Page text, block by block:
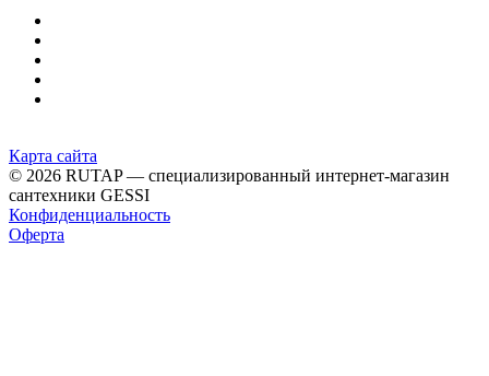
Карта сайта
© 2026 RUTAP — специализированный интернет-магазин
сантехники GESSI
Конфиденциальность
Оферта